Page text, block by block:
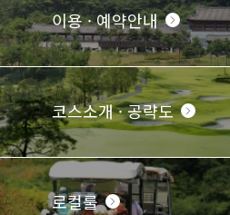
이용 · 예약안내
코스소개 · 공략도
로컬룰